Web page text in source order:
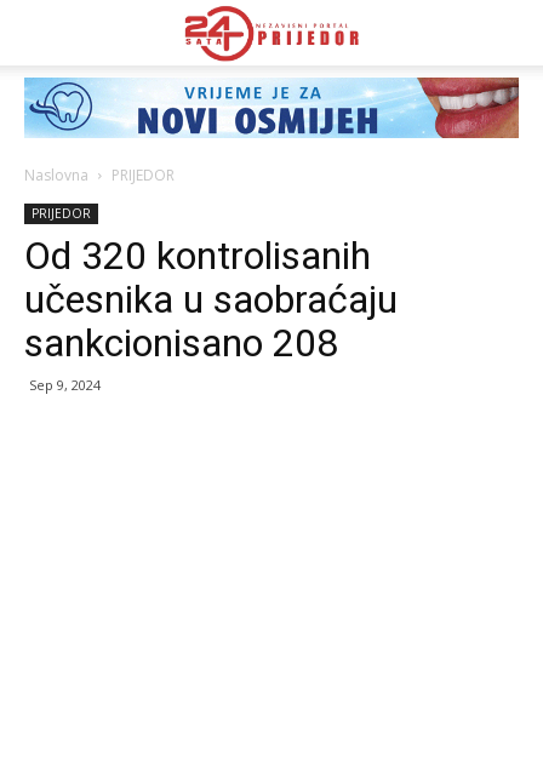
Naslovna PRIJEDOR
PRIJEDOR
Od 320 kontrolisanih
učesnika u saobraćaju
sankcionisano 208
Sep 9, 2024